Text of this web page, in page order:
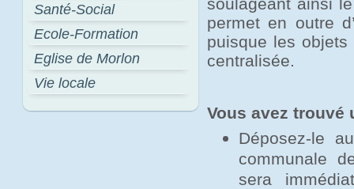
Santé-Social
Ecole-Formation
Eglise de Morlon
Vie locale
permet en outre
puisque les
centralisée.
Vous avez trouvé
Déposez-le
communale
sera